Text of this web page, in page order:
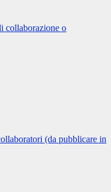
collaborazione o
(da pubblicare in